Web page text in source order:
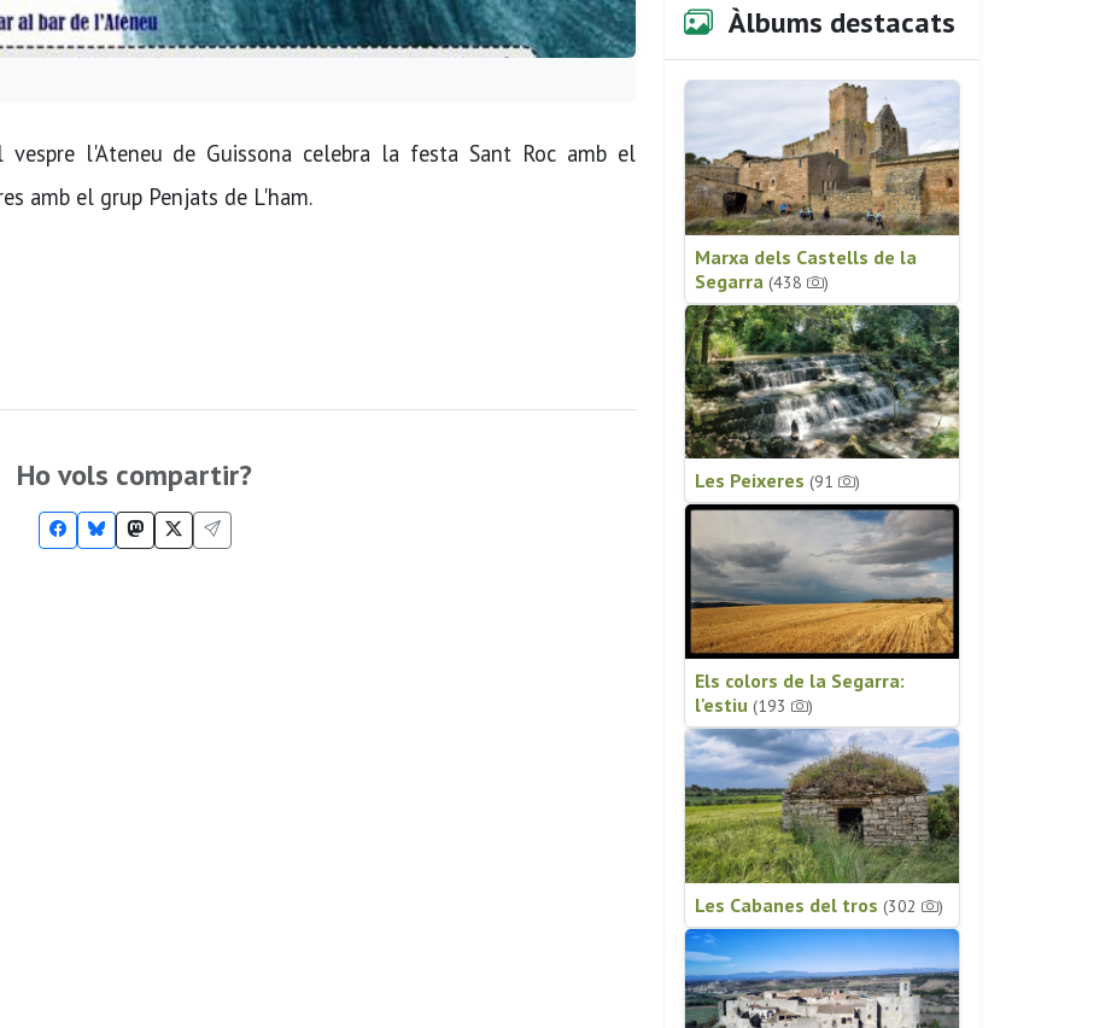
l'Ateneu de Guissona celebra la festa Sant Roc amb el
amb el grup Penjats de L'ham.
Ho vols compartir?
Àlbums destacats
Marxa dels Castells de la
Segarra (438 )
Les Peixeres (91 )
Els colors de la Segarra:
l'estiu (193 )
Les Cabanes del tros (302 )